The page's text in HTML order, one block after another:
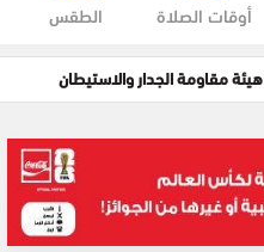
الطقس أوقات الصلاة
هيئة مقاومة الجدار والاستيطان